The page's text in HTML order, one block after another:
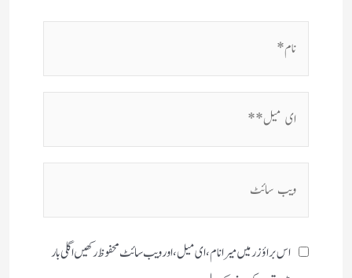
اس براؤزر میں میرا نام، ای میل، اور ویب سائٹ محفوظ رکھیں اگلی بار